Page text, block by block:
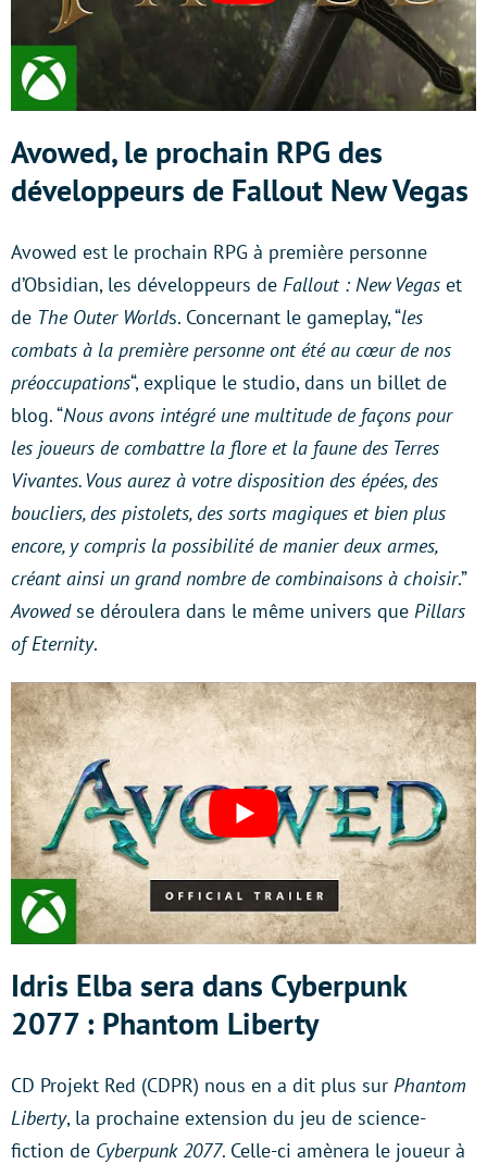
Avowed, le prochain RPG des
développeurs de Fallout New Vegas
Avowed est le prochain RPG à première personne
d’Obsidian, les développeurs de Fallout : New Vegas et
de The Outer Worlds. Concernant le gameplay, “les
combats à la première personne ont été au cœur de nos
préoccupations“, explique le studio, dans un billet de
blog. “Nous avons intégré une multitude de façons pour
les joueurs de combattre la flore et la faune des Terres
Vivantes. Vous aurez à votre disposition des épées, des
boucliers, des pistolets, des sorts magiques et bien plus
encore, y compris la possibilité de manier deux armes,
créant ainsi un grand nombre de combinaisons à choisir.”
Avowedse déroulera dans le même univers que Pillars
of Eternity.
Idris Elba sera dans Cyberpunk
2077 : Phantom Liberty
CD Projekt Red (CDPR) nous en a dit plus sur Phantom
Liberty, la prochaine extension du jeu de science-
fiction de Cyberpunk 2077. Celle-ci amènera le joueur à